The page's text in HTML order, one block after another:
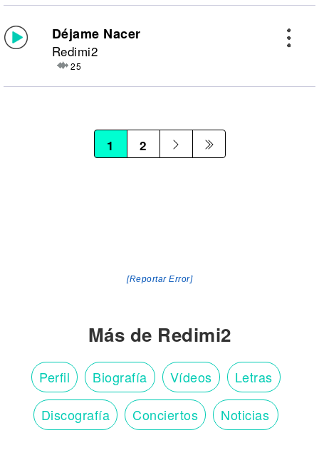
Déjame Nacer
Redimi2
25
1 2
[Reportar Error]
Más de Redimi2
Perfil Biografía Vídeos Letras
Discografía Conciertos Noticias